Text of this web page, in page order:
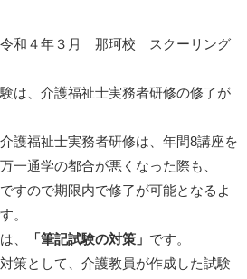
和４年３月 那珂校 スクーリング
は、介護福祉士実務者研修の修了が
護福祉士実務者研修は、年間8講座を
一通学の都合が悪くなった際も、
すので期限内で修了が可能となるよ
。
、
「筆記試験の対策」 です。
策として、介護教員が作成した試験